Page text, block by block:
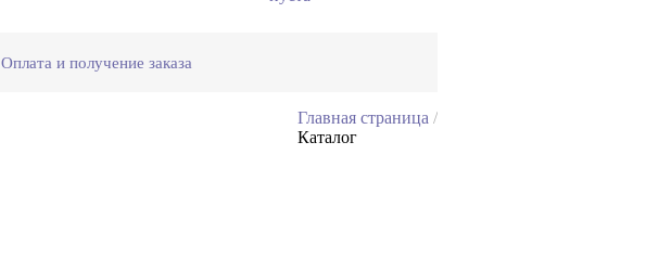
Оплата и получение заказа
Главная страница /
Каталог